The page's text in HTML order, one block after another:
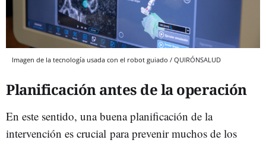
Imagen de la tecnología usada con el robot guiado / QUIRÓNSALUD
Planificación antes de la operación
En este sentido, una buena planificación de la
intervención es crucial para prevenir muchos de los